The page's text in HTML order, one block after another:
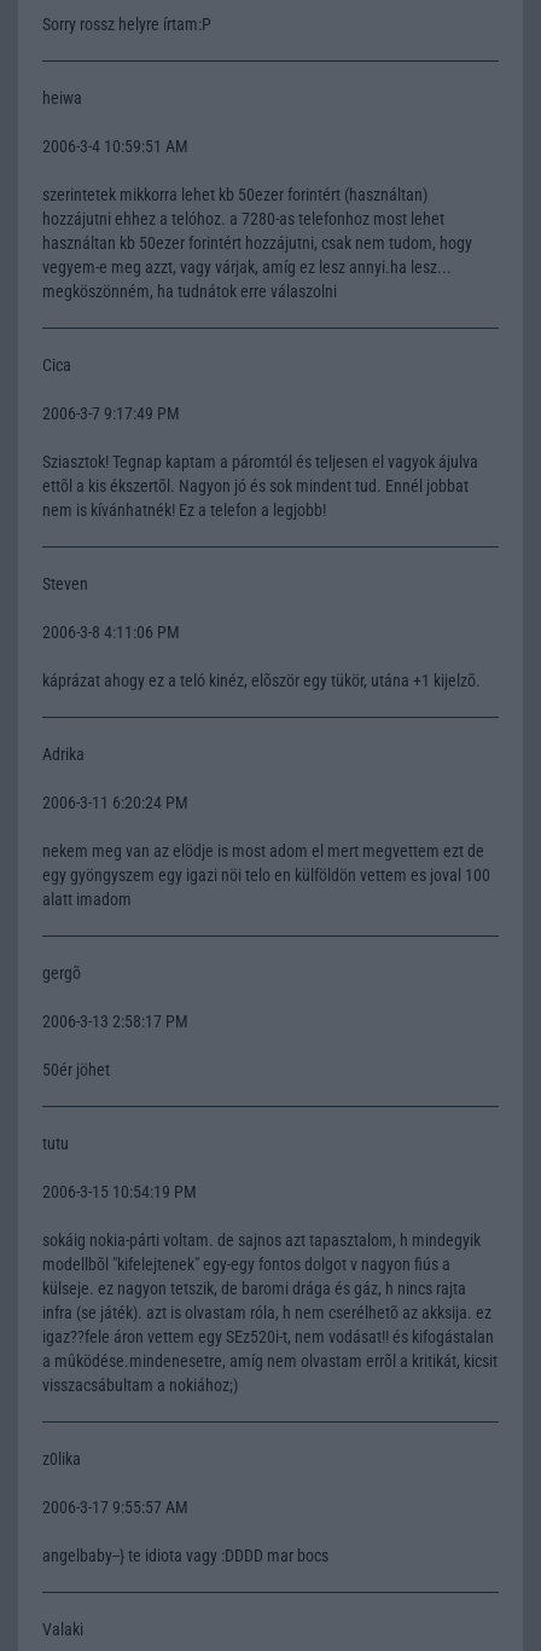
Sorry rossz helyre írtam:P
heiwa
2006-3-4 10:59:51 AM
szerintetek mikkorra lehet kb 50ezer forintért (használtan)
hozzájutni ehhez a telóhoz. a 7280-as telefonhoz most lehet
használtan kb 50ezer forintért hozzájutni, csak nem tudom, hogy
vegyem-e meg azzt, vagy várjak, amíg ez lesz annyi.ha lesz...
megköszönném, ha tudnátok erre válaszolni
Cica
2006-3-7 9:17:49 PM
Sziasztok! Tegnap kaptam a páromtól és teljesen el vagyok ájulva
ettõl a kis ékszertõl. Nagyon jó és sok mindent tud. Ennél jobbat
nem is kívánhatnék! Ez a telefon a legjobb!
Steven
2006-3-8 4:11:06 PM
káprázat ahogy ez a teló kinéz, elõször egy tükör, utána +1 kijelzõ.
Adrika
2006-3-11 6:20:24 PM
nekem meg van az elödje is most adom el mert megvettem ezt de
egy gyöngyszem egy igazi nöi telo en külföldön vettem es joval 100
alatt imadom
gergõ
2006-3-13 2:58:17 PM
50ér jöhet
tutu
2006-3-15 10:54:19 PM
sokáig nokia-párti voltam. de sajnos azt tapasztalom, h mindegyik
modellbõl "kifelejtenek" egy-egy fontos dolgot v nagyon fiús a
külseje. ez nagyon tetszik, de baromi drága és gáz, h nincs rajta
infra (se játék). azt is olvastam róla, h nem cserélhetõ az akksija. ez
igaz??fele áron vettem egy SEz520i-t, nem vodásat!! és kifogástalan
a mûködése.mindenesetre, amíg nem olvastam errõl a kritikát, kicsit
visszacsábultam a nokiához;)
z0lika
2006-3-17 9:55:57 AM
angelbaby--} te idiota vagy :DDDD mar bocs
Valaki